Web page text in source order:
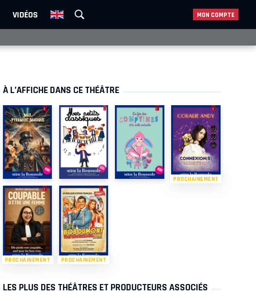
VIDÉOS MON COMPTE
À L’AFFICHE DANS CE THÉÂTRE
PROCHAINEMENT
PROCHAINEMENT PROCHAINEMENT
LES PLUS DES THÉÂTRES ET PRODUCTEURS ASSOCIÉS